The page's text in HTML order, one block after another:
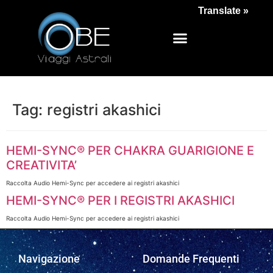
Tag: registri akashici
HEMI-SYNC® PER CHAKRA GUARIGIONE E
CREATIVITA’
Raccolta Audio Hemi-Sync per accedere ai registri akashici
HEMI-SYNC® PER I REGISTRI AKASHICI
Raccolta Audio Hemi-Sync per accedere ai registri akashici
Navigazione Domande Frequenti
Translate »